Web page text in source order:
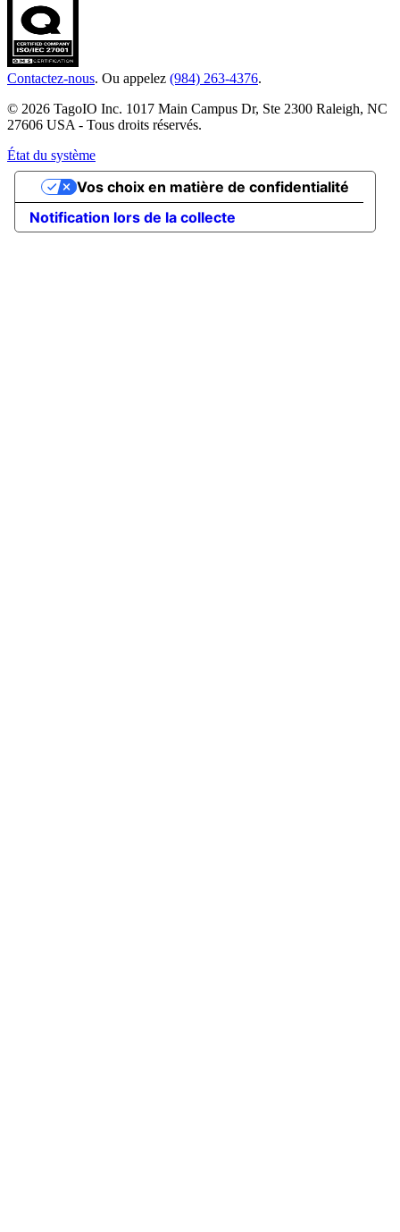
Contactez-nous. Ou appelez (984) 263-4376.
© 2026 TagoIO Inc. 1017 Main Campus Dr, Ste 2300 Raleigh, NC
27606 USA - Tous droits réservés.
État du système
Notification lors de la collecte
Vos choix en matière de confidentialité